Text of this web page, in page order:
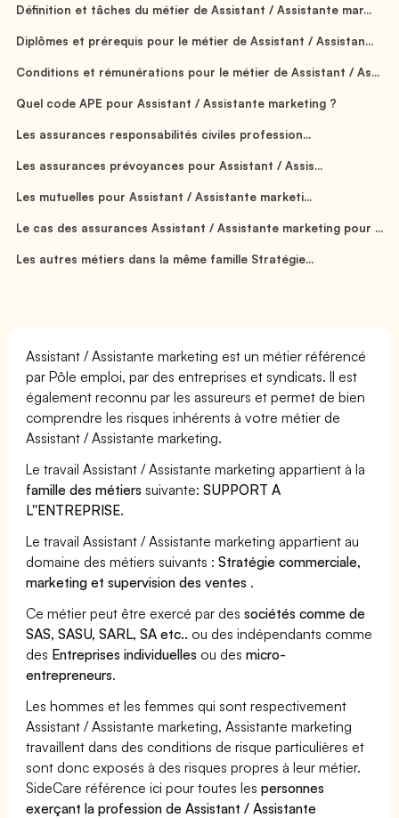
Définition et tâches du métier de Assistant / Assistante mar...
Diplômes et prérequis pour le métier de Assistant / Assistan...
Conditions et rémunérations pour le métier de Assistant / As...
Quel code APE pour Assistant / Assistante marketing ?
Les assurances responsabilités civiles profession...
Les assurances prévoyances pour Assistant / Assis...
Les mutuelles pour Assistant / Assistante marketi...
Le cas des assurances Assistant / Assistante marketing pour ...
Les autres métiers dans la même famille Stratégie...
Assistant / Assistante marketing est un métier référencé
par Pôle emploi, par des entreprises et syndicats. Il est
également reconnu par les assureurs et permet de bien
comprendre les risques inhérents à votre métier de
Assistant / Assistante marketing.
Le travail Assistant / Assistante marketing appartient à la
famille des métiers suivante:SUPPORT A
L''ENTREPRISE.
Le travail Assistant / Assistante marketing appartient au
domaine des métiers suivants :Stratégie commerciale,
marketing et supervision des ventes .
Ce métier peut être exercé par dessociétés comme de
SAS, SASU, SARL, SA etc.. ou des indépendants comme
des Entreprises individuelles ou desmicro-
entrepreneurs.
Les hommes et les femmes qui sont respectivement
Assistant / Assistante marketing, Assistante marketing
travaillent dans des conditions de risque particulières et
sont donc exposés à des risques propres à leur métier.
SideCare référence ici pour toutes lespersonnes
exerçant la profession de Assistant / Assistante